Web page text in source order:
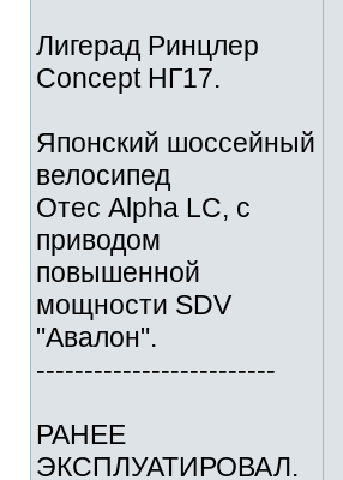
Лигерад Ринцлер
Concept НГ17.
Японский шоссейный
велосипед
Отес Alpha LC, с
приводом
повышенной
мощности SDV
"Авалон".
-------------------------
РАНЕЕ
ЭКСПЛУАТИРОВАЛ.